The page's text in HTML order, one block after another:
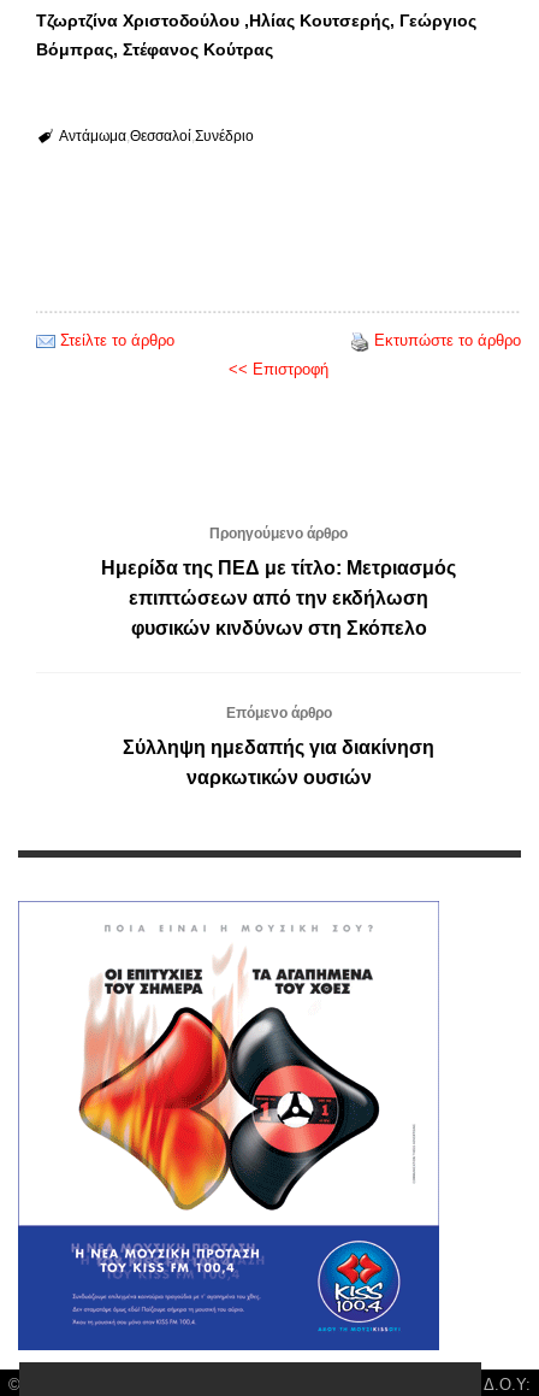
Τζωρτζίνα Χριστοδούλου ,Ηλίας Κουτσερής, Γεώργιος
Βόμπρας, Στέφανος Κούτρας
Αντάμωμα Θεσσαλοί Συνέδριο
Στείλτε το άρθρο
Εκτυπώστε το άρθρο
<< Επιστροφή
Προηγούμενο άρθρο
Ημερίδα της ΠΕΔ με τίτλο: Μετριασμός
επιπτώσεων από την εκδήλωση
φυσικών κινδύνων στη Σκόπελο
Επόμενο άρθρο
Σύλληψη ημεδαπής για διακίνηση
ναρκωτικών ουσιών
© Larisa News | Διακριτικός Τίτλος: Orion Media, ΑΦΜ: 043750542, Δ.Ο.Υ: